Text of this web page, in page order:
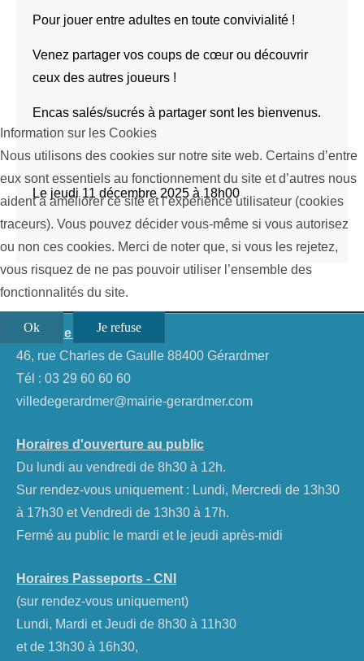
Pour jouer entre adultes en toute convivialité !
Venez partager vos coups de cœur ou découvrir
ceux des autres joueurs !
Encas salés/sucrés à partager sont les bienvenus.
Le jeudi 11 décembre 2025 à 18h00
Mairie de Gérardmer
46, rue Charles de Gaulle 88400 Gérardmer
Tél : 03 29 60 60 60
villedegerardmer@mairie-gerardmer.com
Horaires d'ouverture au public
Du lundi au vendredi de 8h30 à 12h.
Sur rendez-vous uniquement : Lundi, Mercredi de 13h30
à 17h30 et Vendredi de 13h30 à 17h.
Fermé au public le mardi et le jeudi après-midi
Horaires Passeports - CNI
(sur rendez-vous uniquement)
Lundi, Mardi et Jeudi de 8h30 à 11h30
et de 13h30 à 16h30,
Information sur les Cookies
Nous utilisons des cookies sur notre site web. Certains d’entre
eux sont essentiels au fonctionnement du site et d’autres nous
aident à améliorer ce site et l’expérience utilisateur (cookies
traceurs). Vous pouvez décider vous-même si vous autorisez
ou non ces cookies. Merci de noter que, si vous les rejetez,
vous risquez de ne pas pouvoir utiliser l’ensemble des
fonctionnalités du site.
Ok Je refuse